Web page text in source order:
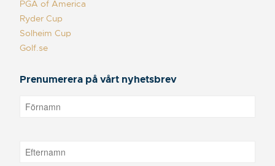
PGA of America
Ryder Cup
Solheim Cup
Golf.se
Prenumerera på vårt nyhetsbrev